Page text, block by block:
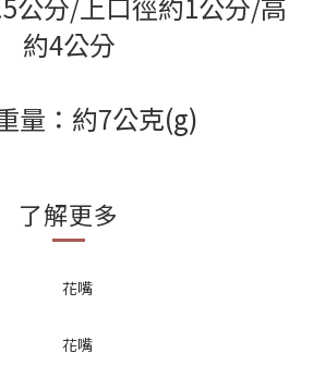
約4公分
量：約7公克(g)
了解更多